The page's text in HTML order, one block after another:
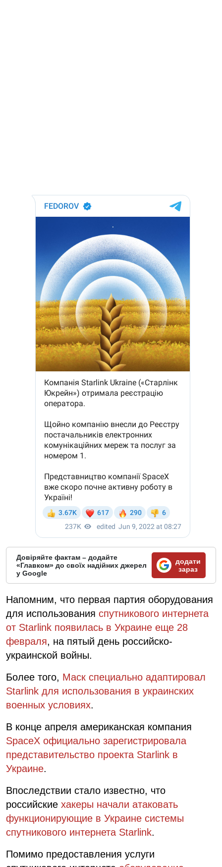
Довіряйте фактам – додайте
«Главком» до своїх надійних джерел
у Google
додати
зараз
Напомним, что первая партия оборудования
для использования спутникового интернета
от Starlink появилась в Украине еще 28
февраля, на пятый день российско-
украинской войны.
Более того, Маск специально адаптировал
Starlink для использования в украинских
военных условиях.
В конце апреля американская компания
SpaceX официально зарегистрировала
представительство проекта Starlink в
Украине.
Впоследствии стало известно, что
российские хакеры начали атаковать
функционирующие в Украине системы
спутникового интернета Starlink.
Помимо предоставления услуги